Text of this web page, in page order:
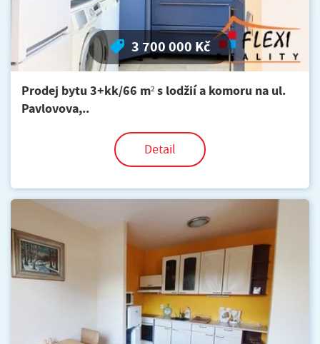
3 700 000 Kč
Prodej bytu 3+kk/66 m² s lodžií a komoru na ul.
Pavlovova,..
Detail